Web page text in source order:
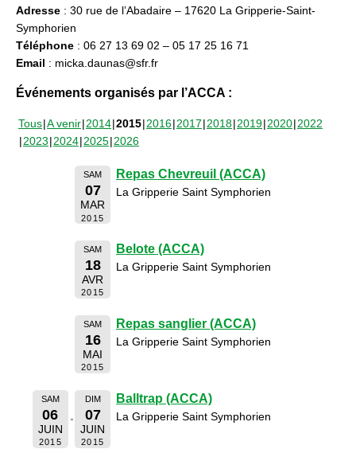
Adresse : 30 rue de l’Abadaire – 17620 La Gripperie-Saint-
Symphorien
Téléphone : 06 27 13 69 02 – 05 17 25 16 71
Email : micka.daunas@sfr.fr
Événements organisés par l’ACCA :
Tous A venir 2014 2015 2016 2017 2018 2019 2020 2022
2023 2024 2025 2026
SAM
07
MAR
2015
Repas Chevreuil (ACCA)
La Gripperie Saint Symphorien
SAM
18
AVR
2015
Belote (ACCA)
La Gripperie Saint Symphorien
SAM
16
MAI
2015
Repas sanglier (ACCA)
La Gripperie Saint Symphorien
SAM
06
JUIN
2015
DIM
07
JUIN
2015
Balltrap (ACCA)
La Gripperie Saint Symphorien